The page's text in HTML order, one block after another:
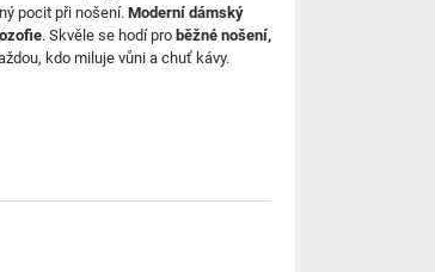
pocit při nošení. Moderní dámský
. Skvěle se hodí pro běžné nošení,
kdo miluje vůni a chuť kávy.